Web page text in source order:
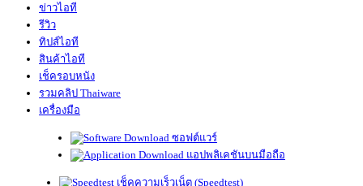
ข่าวไอที
รีวิว
ทิปส์ไอที
สินค้าไอที
เช็ครอบหนัง
รวมคลิป Thaiware
เครื่องมือ
ซอฟต์แวร์
แอปพลิเคชันบนมือถือ
เช็คความเร็วเน็ต (Speedtest)